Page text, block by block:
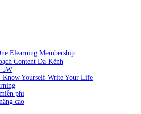
Elearning Membership
Content Đa Kênh
5W
Know Yourself Write Your Life
phí
cao